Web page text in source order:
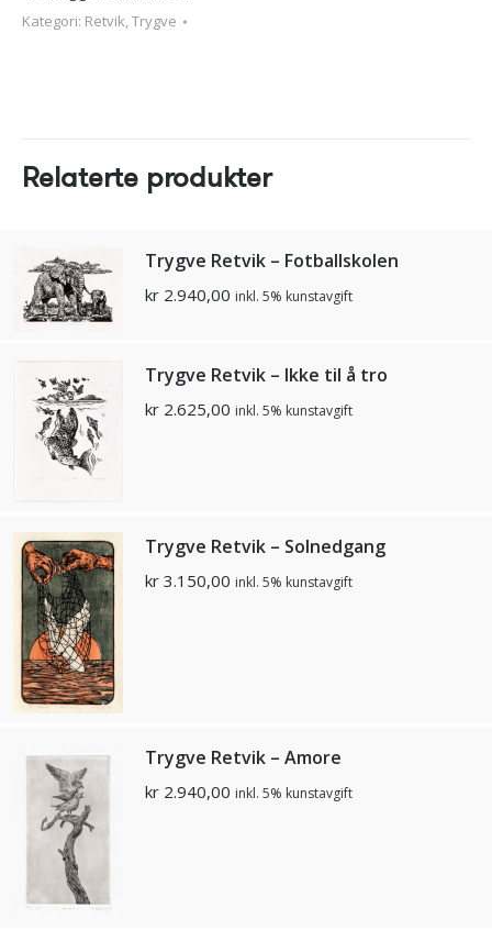
Kategori: Retvik, Trygve
Relaterte produkter
Trygve Retvik – Fotballskolen
kr 2.940,00 inkl. 5% kunstavgift
Trygve Retvik – Ikke til å tro
kr 2.625,00 inkl. 5% kunstavgift
Trygve Retvik – Solnedgang
kr 3.150,00 inkl. 5% kunstavgift
Trygve Retvik – Amore
kr 2.940,00 inkl. 5% kunstavgift